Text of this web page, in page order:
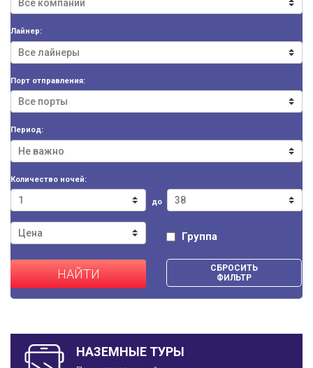
Лайнер:
Порт отправления:
Период:
Количество ночей:
до
Группа
НАЙТИ
СБРОСИТЬ
ФИЛЬТР
НАЗЕМНЫЕ ТУРЫ